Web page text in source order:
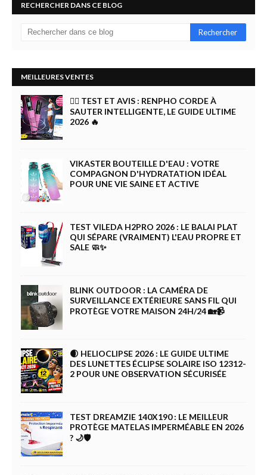
RECHERCHER DANS CE BLOG
MEILLEURES VENTES
🏋️‍♀️ TEST ET AVIS : RENPHO CORDE À
SAUTER INTELLIGENTE, LE GUIDE ULTIME
2026 🔥
VIKASTER BOUTEILLE D'EAU : VOTRE
COMPAGNON D'HYDRATATION IDÉAL
POUR UNE VIE SAINE ET ACTIVE
TEST VILEDA H2PRO 2026 : LE BALAI PLAT
QUI SÉPARE (VRAIMENT) L'EAU PROPRE ET
SALE 🧼✨
BLINK OUTDOOR : LA CAMÉRA DE
SURVEILLANCE EXTÉRIEURE SANS FIL QUI
PROTÈGE VOTRE MAISON 24H/24 🏡📹
🌒 HELIOCLIPSE 2026 : LE GUIDE ULTIME
DES LUNETTES ÉCLIPSE SOLAIRE ISO 12312-
2 POUR UNE OBSERVATION SÉCURISÉE
TEST DREAMZIE 140X190 : LE MEILLEUR
PROTÈGE MATELAS IMPERMÉABLE EN 2026
? 🌙🛡️